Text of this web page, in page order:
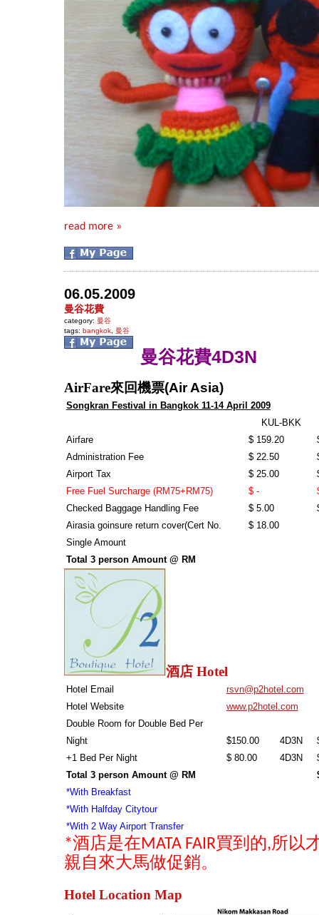
read more »
06.05.2009
曼谷花費
category: 曼谷
tags: bangkok 曼谷
曼谷花費4D3N
AirFare來回機票(Air Asia)
Songkran Festival in Bangkok11-14 April 2009
KUL-BKK
Airfare
$ 159.20
Administration Fee
$ 22.50
Airport Tax
$ 25.00
Free Fuel Surcharge (RM75+RM75)
$ -
Checked Baggage Handling Fee
$ 5.00
Airasia goinsure return cover(Cert No.
$ 18.00
Single Amount
Total 3 person Amount @ RM
酒店 Hotel
Hotel Email
rsvn@p2hotel.com
Hotel Website
www.p2hotel.com
Double Room for Double Bed Per
Night
$150.00 4D3N
+1 Bed Per Night
$ 80.00 4D3N
Total 3 person Amount @ RM
*With Breakfast
*With Halfday Citytour
*With 2 Way AirportTransfer
*酒店是在MATA FAIR買到的,所以
親自來大馬做促銷。
Hotel Location Map